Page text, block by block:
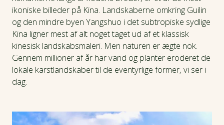
ikoniske billeder på Kina. Landskaberne omkring Guilin
og den mindre byen Yangshuo i det subtropiske sydlige
Kina ligner mest af alt noget taget ud af et klassisk
kinesisk landskabsmaleri. Men naturen er ægte nok.
Gennem millioner af år har vand og planter eroderet de
lokale karstlandskaber til de eventyrlige former, vi ser i
dag.